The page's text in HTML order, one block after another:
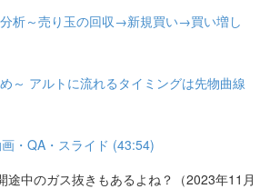
析～売り玉の回収→新規買い→買い増し
～ アルトに流れるタイミングは先物曲線
・QA・スライド (43:54)
途中のガス抜きもあるよね？（2023年11月